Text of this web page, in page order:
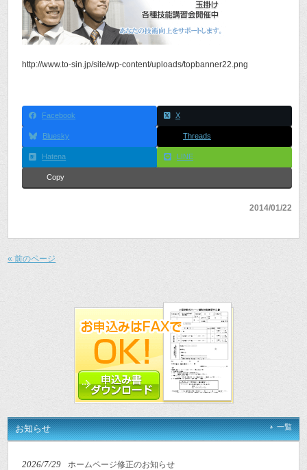
http://www.to-sin.jp/site/wp-content/uploads/topbanner22.png
Facebook X
Bluesky Threads
Hatena LINE
Copy
2014/01/22
« 前のページ
お知らせ 一覧
2026/7/29 ホームページ修正のお知らせ